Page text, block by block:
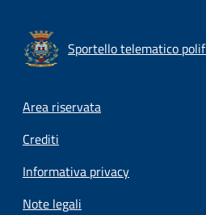
Sportello telematico
Footer menu
Area riservata
Crediti
Informativa privacy
Note legali